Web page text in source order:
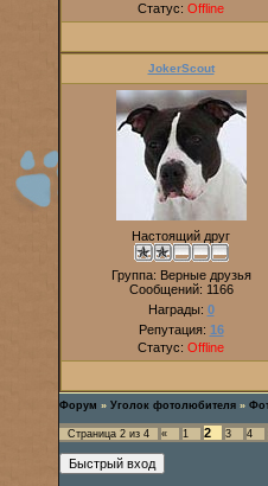
Статус: Offline
JokerScout
Настоящий друг
Группа: Верные друзья
Сообщений: 1166
Награды: 0
Репутация: 16
Статус: Offline
Форум » Уголок фотолюбителя »
Страница 2 из 4 « 1 2 3 4